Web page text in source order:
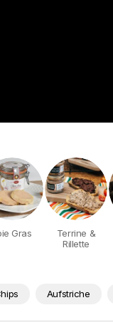
Gras
Terrine &
Rillette
Aufstriche